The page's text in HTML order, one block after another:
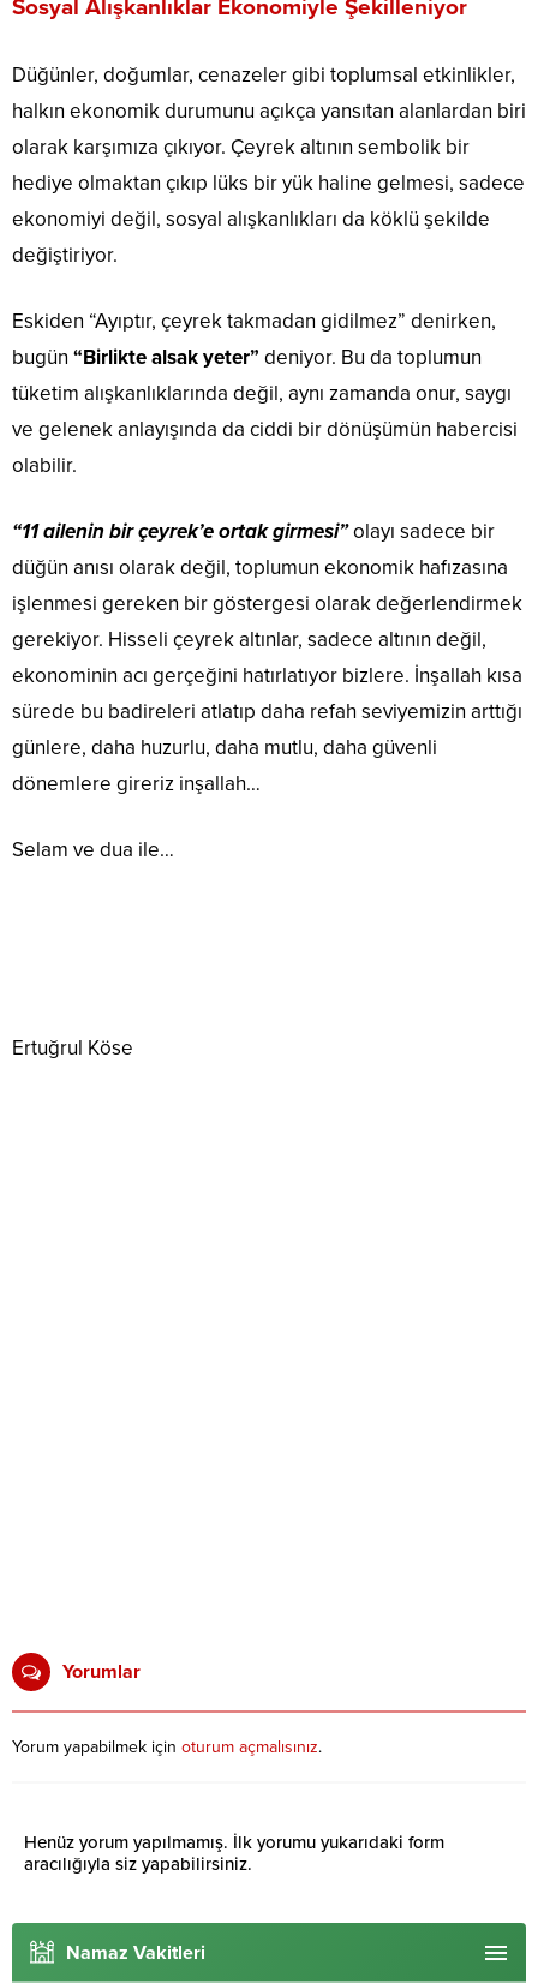
Sosyal Alışkanlıklar Ekonomiyle Şekilleniyor
Düğünler, doğumlar, cenazeler gibi toplumsal etkinlikler,
halkın ekonomik durumunu açıkça yansıtan alanlardan biri
olarak karşımıza çıkıyor. Çeyrek altının sembolik bir
hediye olmaktan çıkıp lüks bir yük haline gelmesi, sadece
ekonomiyi değil, sosyal alışkanlıkları da köklü şekilde
değiştiriyor.
Eskiden “Ayıptır, çeyrek takmadan gidilmez” denirken,
bugün “Birlikte alsak yeter” deniyor. Bu da toplumun
tüketim alışkanlıklarında değil, aynı zamanda onur, saygı
ve gelenek anlayışında da ciddi bir dönüşümün habercisi
olabilir.
“11 ailenin bir çeyrek’e ortak girmesi”olayı sadece bir
düğün anısı olarak değil, toplumun ekonomik hafızasına
işlenmesi gereken bir göstergesi olarak değerlendirmek
gerekiyor. Hisseli çeyrek altınlar, sadece altının değil,
ekonominin acı gerçeğini hatırlatıyor bizlere. İnşallah kısa
sürede bu badireleri atlatıp daha refah seviyemizin arttığı
günlere, daha huzurlu, daha mutlu, daha güvenli
dönemlere gireriz inşallah…
Selam ve dua ile…
Ertuğrul Köse
Yorumlar
Yorum yapabilmek için oturum açmalısınız.
Henüz yorum yapılmamış. İlk yorumu yukarıdaki form
aracılığıyla siz yapabilirsiniz.
Namaz Vakitleri